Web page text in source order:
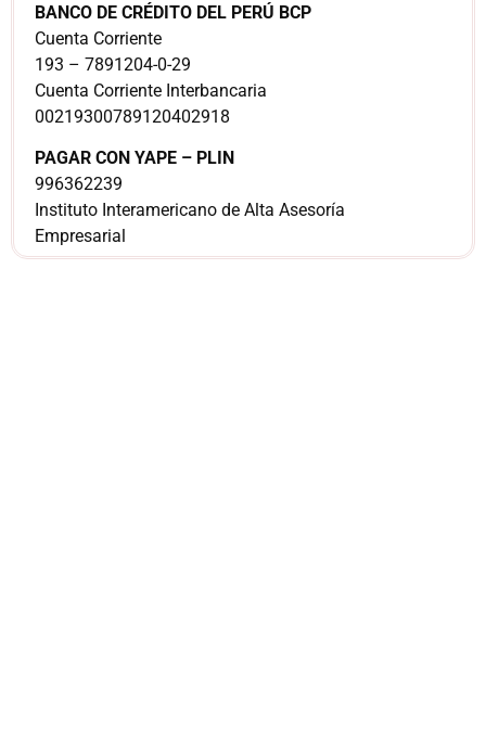
BANCO DE CRÉDITO DEL PERÚ BCP
Cuenta Corriente
193 – 7891204-0-29
Cuenta Corriente Interbancaria
00219300789120402918
PAGAR CON YAPE – PLIN
996362239
Instituto Interamericano de Alta Asesoría
Empresarial